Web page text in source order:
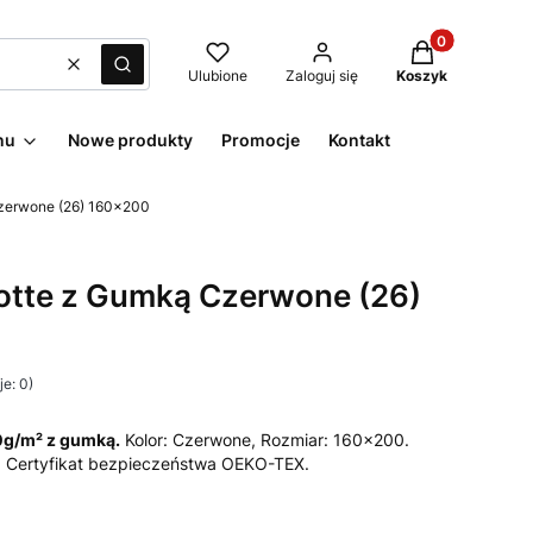
WyczyśćSzukaj Ulubione Zaloguj się
Produkty w
Koszyk
Nowe produkty Promocje Kontakt
(26) 160x200
z Gumką Czerwone (26)
0)
m² z gumką. Kolor: Czerwone, Rozmiar: 160x200.
bezpieczeństwa OEKO-TEX.